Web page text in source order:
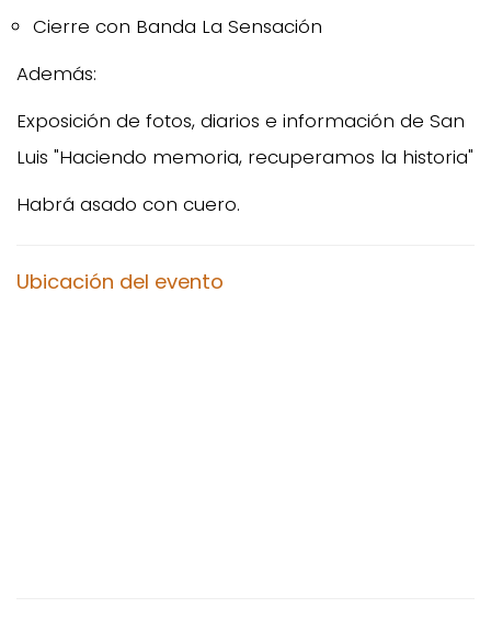
Cierre con Banda La Sensación
Además:
Exposición de fotos, diarios e información de San
Luis "Haciendo memoria, recuperamos la historia"
Habrá asado con cuero.
Ubicación del evento